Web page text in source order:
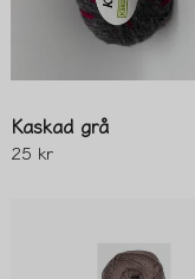
Kaskad grå
25 kr